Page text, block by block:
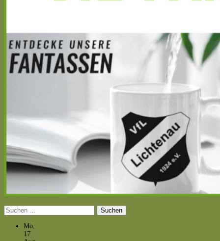
Suchen
nach:
Mo.
17